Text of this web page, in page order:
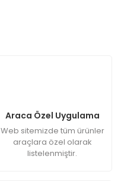
Araca Özel Uygulama
Web sitemizde tüm ürünler
araçlara özel olarak
listelenmiştir.